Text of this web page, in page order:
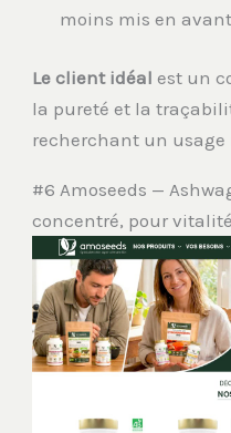
moins mis en
Le client idéal est un
la pureté et la
recherchant un usage
#6 Amoseeds —
concentré, pour